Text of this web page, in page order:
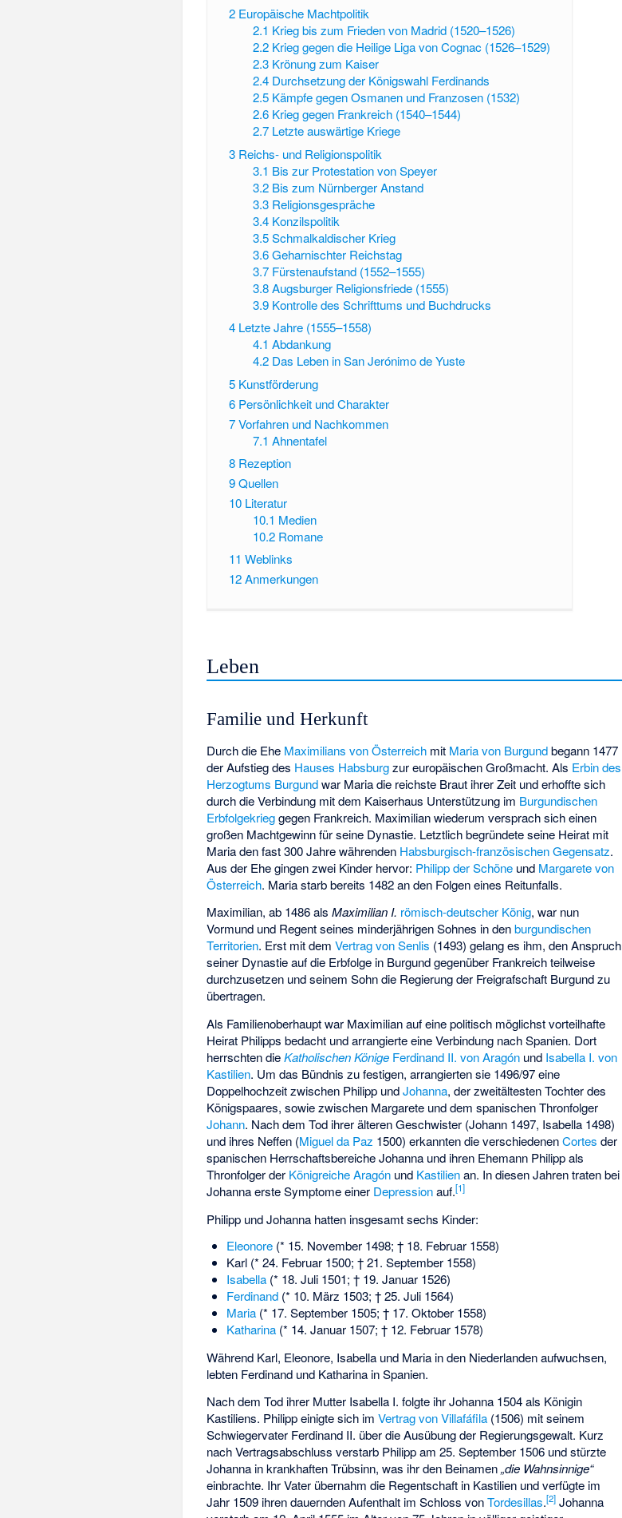
2 Europäische Machtpolitik
2.1 Krieg bis zum Frieden von Madrid (1520–1526)
2.2 Krieg gegen die Heilige Liga von Cognac (1526–1529)
2.3 Krönung zum Kaiser
2.4 Durchsetzung der Königswahl Ferdinands
2.5 Kämpfe gegen Osmanen und Franzosen (1532)
2.6 Krieg gegen Frankreich (1540–1544)
2.7 Letzte auswärtige Kriege
3 Reichs- und Religionspolitik
3.1 Bis zur Protestation von Speyer
3.2 Bis zum Nürnberger Anstand
3.3 Religionsgespräche
3.4 Konzilspolitik
3.5 Schmalkaldischer Krieg
3.6 Geharnischter Reichstag
3.7 Fürstenaufstand (1552–1555)
3.8 Augsburger Religionsfriede (1555)
3.9 Kontrolle des Schrifttums und Buchdrucks
4 Letzte Jahre (1555–1558)
4.1 Abdankung
4.2 Das Leben in San Jerónimo de Yuste
5 Kunstförderung
6 Persönlichkeit und Charakter
7Vorfahren und Nachkommen
7.1 Ahnentafel
8 Rezeption
9Quellen
10 Literatur
10.1 Medien
10.2 Romane
11 Weblinks
12Anmerkungen
Leben
Familie und Herkunft
Durch die Ehe Maximilians von Österreich mit Maria von Burgundbegann 1477
der Aufstieg des Hauses Habsburgzur europäischen Großmacht. Als Erbin des
Herzogtums Burgundwar Maria die reichste Braut ihrer Zeit und erhoffte sich
durch die Verbindung mit dem Kaiserhaus Unterstützung im Burgundischen
Erbfolgekrieggegen Frankreich. Maximilian wiederum versprach sich einen
großen Machtgewinn für seine Dynastie. Letztlich begründete seine Heirat mit
Maria den fast 300 Jahre währenden Habsburgisch-französischen Gegensatz.
Aus der Ehe gingen zwei Kinder hervor: Philipp der Schöne und Margarete von
Österreich. Maria starb bereits 1482 an den Folgen eines Reitunfalls.
Maximilian, ab 1486 alsMaximilian I. römisch-deutscher König, war nun
Vormund und Regent seines minderjährigen Sohnes in denburgundischen
Territorien. Erst mit demVertrag von Senlis (1493) gelang es ihm, den Anspruch
seiner Dynastie auf die Erbfolge in Burgund gegenüber Frankreich teilweise
durchzusetzen und seinem Sohn die Regierung der Freigrafschaft Burgund zu
übertragen.
Als Familienoberhaupt war Maximilian auf eine politisch möglichst vorteilhafte
Heirat Philipps bedacht und arrangierte eine Verbindung nach Spanien. Dort
herrschten dieKatholischen Könige Ferdinand II. von Aragón und Isabella I. von
Kastilien. Um das Bündnis zu festigen, arrangierten sie 1496/97 eine
Doppelhochzeit zwischen Philipp undJohanna, der zweitältesten Tochter des
Königspaares, sowie zwischen Margarete und dem spanischen Thronfolger
Johann. Nach dem Tod ihrer älteren Geschwister (Johann 1497, Isabella 1498)
und ihres Neffen (Miguel da Paz 1500) erkannten die verschiedenenCortes der
spanischen Herrschaftsbereiche Johanna und ihren Ehemann Philipp als
Thronfolger der Königreiche Aragón und Kastilienan. In diesen Jahren traten bei
Johanna erste Symptome einer Depressionauf.[1]
Philipp und Johanna hatten insgesamt sechs Kinder:
Eleonore(* 15. November 1498; † 18. Februar 1558)
Karl (* 24. Februar 1500; † 21. September 1558)
Isabella(* 18. Juli 1501; † 19. Januar 1526)
Ferdinand(* 10. März 1503; † 25. Juli 1564)
Maria(* 17. September 1505; † 17. Oktober 1558)
Katharina(* 14. Januar 1507; † 12. Februar 1578)
Während Karl, Eleonore, Isabella und Maria in den Niederlanden aufwuchsen,
lebten Ferdinand und Katharina in Spanien.
Nach dem Tod ihrer Mutter Isabella I. folgte ihr Johanna 1504 als Königin
Kastiliens. Philipp einigte sich imVertrag von Villafáfila (1506) mit seinem
Schwiegervater Ferdinand II. über die Ausübung der Regierungsgewalt. Kurz
nach Vertragsabschluss verstarb Philipp am 25. September 1506 und stürzte
Johanna in krankhaften Trübsinn, was ihr den Beinamen„die Wahnsinnige“
einbrachte. Ihr Vater übernahm die Regentschaft in Kastilien und verfügte im
Jahr 1509 ihren dauernden Aufenthalt im Schloss vonTordesillas.[2] Johanna